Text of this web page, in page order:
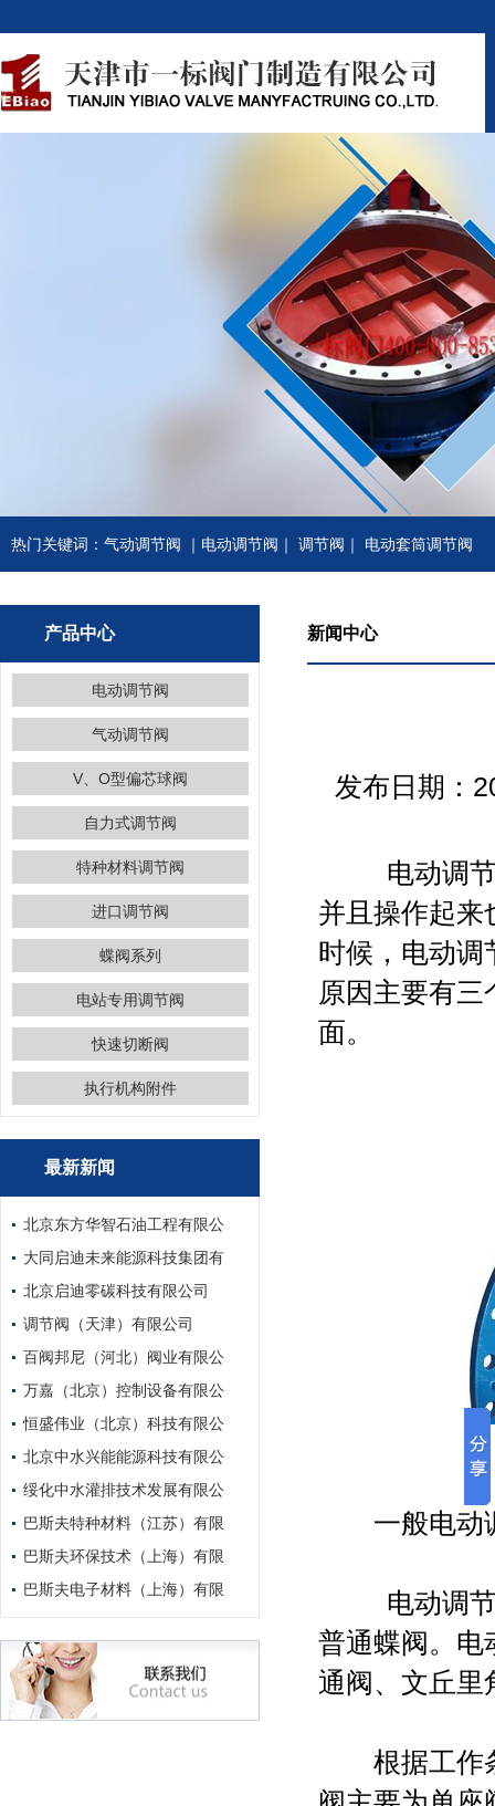
热门关键词： 气动调节阀 ｜ 电动调节阀 ｜ 调节阀 ｜ 电动套筒调节阀
产品中心
电动调节阀
气动调节阀
V、O型偏芯球阀
自力式调节阀
特种材料调节阀
进口调节阀
蝶阀系列
电站专用调节阀
快速切断阀
执行机构附件
最新新闻
北京东方华智石油工程有限公
大同启迪未来能源科技集团有
北京启迪零碳科技有限公司
调节阀（天津）有限公司
百阀邦尼（河北）阀业有限公
万嘉（北京）控制设备有限公
恒盛伟业（北京）科技有限公
北京中水兴能能源科技有限公
绥化中水灌排技术发展有限公
巴斯夫特种材料（江苏）有限
巴斯夫环保技术（上海）有限
巴斯夫电子材料（上海）有限
新闻中心
发布日期：
电动调节
并且操作起来
时候，电动
原因主要有
面。
一般电动调
电动调节
普通蝶阀。电
通阀、文丘里
根据工作条